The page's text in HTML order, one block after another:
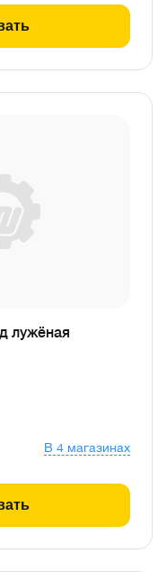
лужёная
В 4 магазинах